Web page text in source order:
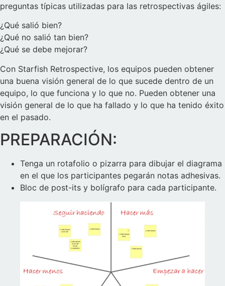
preguntas típicas utilizadas para las retrospectivas ágiles:
¿Qué salió bien?
¿Qué no salió tan bien?
¿Qué se debe mejorar?
Con Starfish Retrospective, los equipos pueden obtener
una buena visión general de lo que sucede dentro de un
equipo, lo que funciona y lo que no. Pueden obtener una
visión general de lo que ha fallado y lo que ha tenido éxito
en el pasado.
PREPARACIÓN:
Tenga un rotafolio o pizarra para dibujar el diagrama
en el que los participantes pegarán notas adhesivas.
Bloc de post-its y bolígrafo para cada participante.